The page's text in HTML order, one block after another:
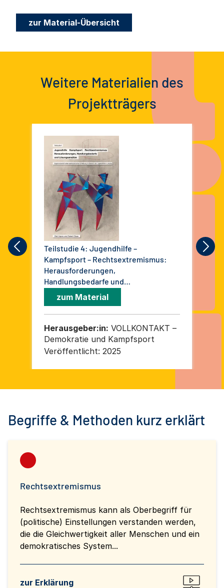
zur Material-Übersicht
Weitere Materialien des
Projektträgers
Teilstudie 4: Jugendhilfe –
Kampfsport – Rechtsextremismus:
Herausforderungen,
Handlungsbedarfe und
Lösungsansätze. Ergebnisbericht
Bereich der Jugendhilfe in Leipzig
zum Material
Herausgeber:in: VOLLKONTAKT –
Demokratie und Kampfsport
Veröffentlicht: 2025
Begriffe & Methoden kurz erklärt
Rechtsextremismus
Rechtsextremismus kann als Oberbegriff für
(politische) Einstellungen verstanden werden,
die die Gleichwertigkeit aller Menschen und ein
demokratisches System...
zur Erklärung